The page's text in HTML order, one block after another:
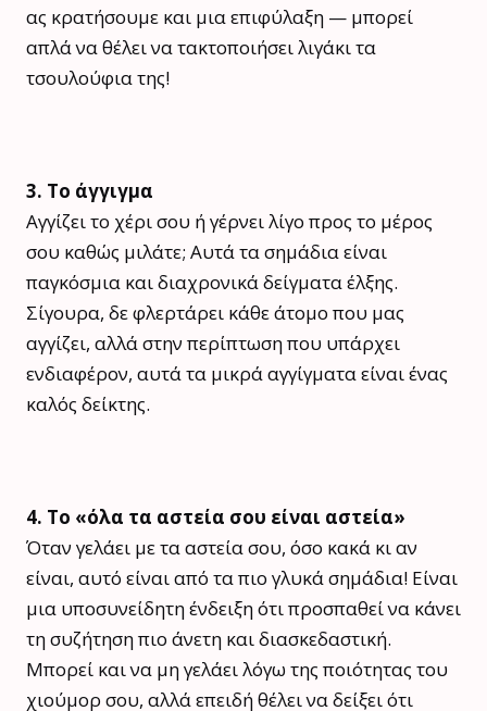
ας κρατήσουμε και μια επιφύλαξη — μπορεί
απλά να θέλει να τακτοποιήσει λιγάκι τα
τσουλούφια της!
3. Το άγγιγμα
Αγγίζει το χέρι σου ή γέρνει λίγο προς το μέρος
σου καθώς μιλάτε; Αυτά τα σημάδια είναι
παγκόσμια και διαχρονικά δείγματα έλξης.
Σίγουρα, δε φλερτάρει κάθε άτομο που μας
αγγίζει, αλλά στην περίπτωση που υπάρχει
ενδιαφέρον, αυτά τα μικρά αγγίγματα είναι ένας
καλός δείκτης.
4. Το «όλα τα αστεία σου είναι αστεία»
Όταν γελάει με τα αστεία σου, όσο κακά κι αν
είναι, αυτό είναι από τα πιο γλυκά σημάδια! Είναι
μια υποσυνείδητη ένδειξη ότι προσπαθεί να κάνει
τη συζήτηση πιο άνετη και διασκεδαστική.
Μπορεί και να μη γελάει λόγω της ποιότητας του
χιούμορ σου, αλλά επειδή θέλει να δείξει ότι